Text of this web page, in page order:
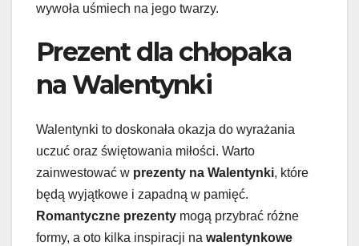
wywoła uśmiech na jego twarzy.
Prezent dla chłopaka
na Walentynki
Walentynki to doskonała okazja do wyrażania
uczuć oraz świętowania miłości. Warto
zainwestować w prezenty na Walentynki, które
będą wyjątkowe i zapadną w pamięć.
Romantyczne prezenty mogą przybrać różne
formy, a oto kilka inspiracji na walentynkowe